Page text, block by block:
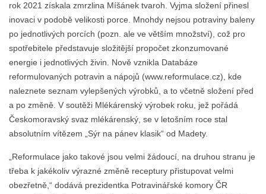
rok 2021 získala zmrzlina Míšánek tvaroh. Vyjma složení přinesl
inovaci v podobě velikosti porce. Mnohdy nejsou potraviny baleny
po jednotlivých porcích (pozn. ale ve větším množství), což pro
spotřebitele představuje složitější propočet zkonzumované
energie i jednotlivých živin. Nově vznikla Databáze
reformulovaných potravin a nápojů (www.reformulace.cz), kde
naleznete seznam vylepšených výrobků, a to včetně složení před
a po změně. V soutěži Mlékárenský výrobek roku, jež pořádá
Českomoravský svaz mlékárenský, se v letošním roce stal
absolutním vítězem „Sýr na pánev klasik“ od Madety.
„Reformulace jako takové jsou velmi žádoucí, na druhou stranu je
třeba k jakékoliv výrazné změně receptury přistupovat velmi
obezřetně,“ dodává prezidentka Potravinářské komory ČR